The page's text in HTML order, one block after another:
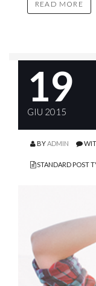
READ MORE
19
GIU 2015
BYADMIN
STANDARD POST